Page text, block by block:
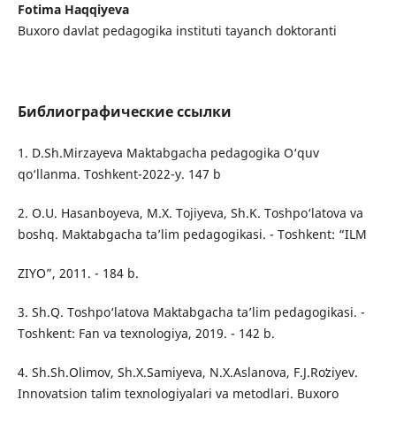
Fotima Haqqiyeva
Buxoro davlat pedagogika instituti tayanch doktoranti
Библиографические ссылки
1. D.Sh.Mirzayeva Maktabgacha pedagogika O‘quv
qo‘llanma. Toshkent-2022-y. 147 b
2. O.U. Hasanboyeva, M.X. Tojiyeva, Sh.K. Toshpo‘latova va
boshq. Maktabgacha ta’lim pedagogikasi. - Toshkent: “ILM
ZIYO”, 2011. - 184 b.
3. Sh.Q. Toshpo‘latova Maktabgacha ta’lim pedagogikasi. -
Toshkent: Fan va texnologiya, 2019. - 142 b.
4. Sh.Sh.Olimov, Sh.X.Samiyeva, N.X.Aslanova, F.J.Roʻziyev.
Innovatsion taʻlim texnologiyalari va metodlari. Buxoro